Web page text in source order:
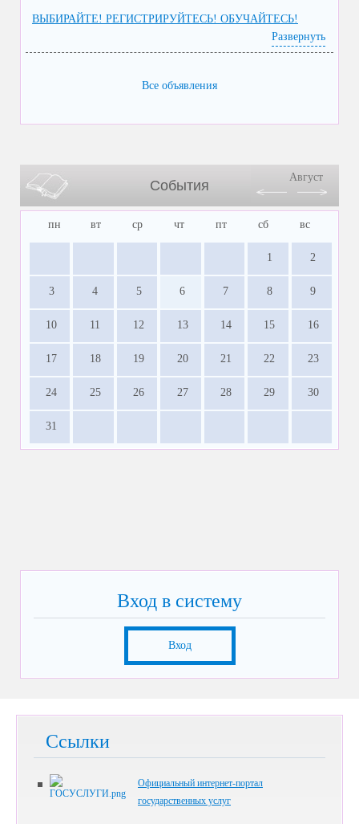
ВЫБИРАЙТЕ! РЕГИСТРИРУЙТЕСЬ! ОБУЧАЙТЕСЬ!
Развернуть
Все объявления
События
Август
пн вт ср чт пт сб вс
1 2
3 4 5 6 7 8 9
10 11 12 13 14 15 16
17 18 19 20 21 22 23
24 25 26 27 28 29 30
31
Вход в систему
Вход
Ссылки
Официальный интернет-портал
государственных услуг